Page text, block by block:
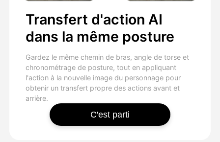
Transfert d'action AI
dans la même posture
Gardez le même chemin de bras, angle de torse et
chronométrage de posture, tout en appliquant
l'action à la nouvelle image du personnage pour
obtenir un transfert propre des actions avant et
arrière.
C'est parti